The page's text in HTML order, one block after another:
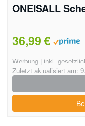
ONEISALL
36,99 €
Werbung | inkl.
Zuletzt aktualisiert am: